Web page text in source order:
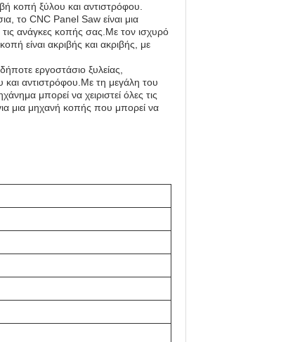
κοπή ξύλου και αντιστρόφου.
το CNC Panel Saw είναι μια
τις ανάγκες κοπής σας.Με τον ισχυρό
είναι ακριβής και ακριβής, με
εργοστάσιο ξυλείας,
αντιστρόφου.Με τη μεγάλη του
μπορεί να χειριστεί όλες τις
μια μηχανή κοπής που μπορεί να